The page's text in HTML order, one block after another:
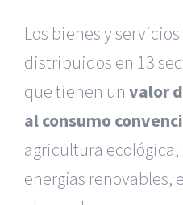
Los bienes y
distribuidos en 13
que tienen un valor
al consumo
agricultura
energías renovables,